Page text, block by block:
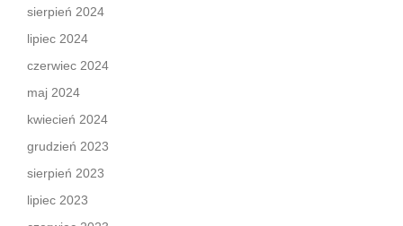
sierpień 2024
lipiec 2024
czerwiec 2024
maj 2024
kwiecień 2024
grudzień 2023
sierpień 2023
lipiec 2023